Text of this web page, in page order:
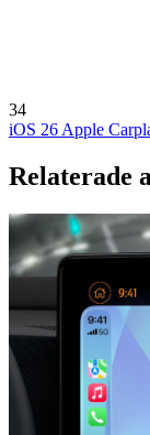
34
iOS 26 Apple
Relaterade